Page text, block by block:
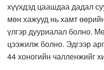
хүүхдэд цаашдаа дадал
мөн хажууд нь хамт
үлгэр дууриалал болно.
цээжилж болно. Эдгээр
44 хоногийн чалленжийг